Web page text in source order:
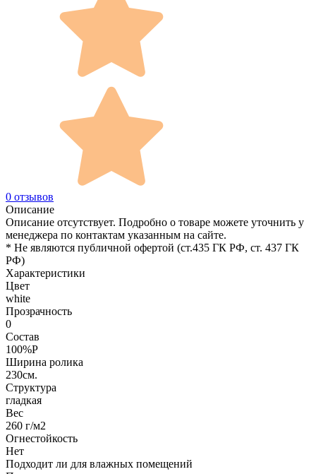
0 отзывов
Описание
Описание отсутствует. Подробно о товаре можете уточнить у
менеджера по контактам указанным на сайте.
* Не являются публичной офертой (ст.435 ГК РФ, cт. 437 ГК
РФ)
Характеристики
Цвет
white
Прозрачность
0
Состав
100%P
Ширина ролика
230см.
Структура
гладкая
Вес
260 г/м2
Огнестойкость
Нет
Подходит ли для влажных помещений